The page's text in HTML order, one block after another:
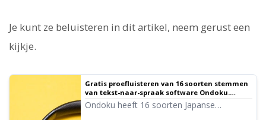
Je kunt ze beluisteren in dit artikel, neem gerust een
kijkje.
Gratis proefluisteren van 16 soorten stemmen
van tekst-naar-spraak software Ondoku.
Verander de indruk door toonhoogtevariaties.
Ondoku heeft 16 soorten Japanse